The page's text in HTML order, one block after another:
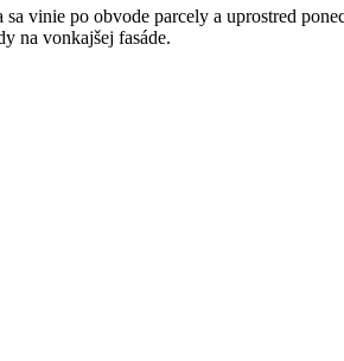
vinie po obvode parcely a uprostred
na vonkajšej fasáde.